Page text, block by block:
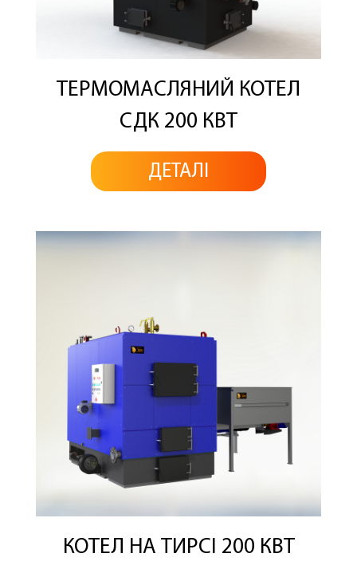
ТЕРМОМАСЛЯНИЙ КОТЕЛ
СДК 200 КВТ
ДЕТАЛІ
КОТЕЛ НА ТИРСІ 200 КВТ